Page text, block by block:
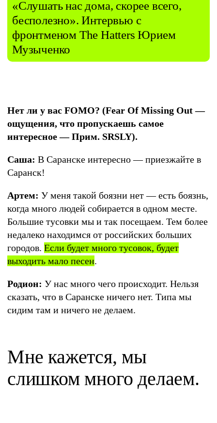
«Слушать нас дома, скорее всего,
бесполезно». Интервью с
фронтменом The Hatters Юрием
Музыченко
Нет ли у вас FOMO? (Fear Of Missing Out —
ощущения, что пропускаешь самое
интересное — Прим. SRSLY).
Саша: В Саранске интересно — приезжайте в
Саранск!
Артем: У меня такой боязни нет — есть боязнь,
когда много людей собирается в одном месте.
Большие тусовки мы и так посещаем. Тем более
недалеко находимся от российских больших
городов. Если будет много тусовок, будет
выходить мало песен.
Родион: У нас много чего происходит. Нельзя
сказать, что в Саранске ничего нет. Типа мы
сидим там и ничего не делаем.
Мне кажется, мы
слишком много делаем.